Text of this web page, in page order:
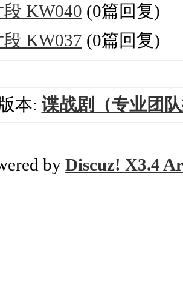
KW040 (0篇回复)
KW037 (0篇回复)
本: 谍战剧（专业团
by Discuz! X3.4